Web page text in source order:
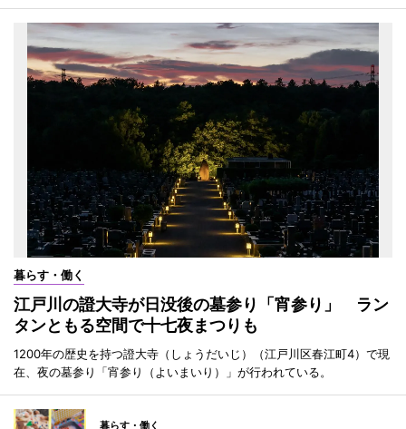
暮らす・働く
江戸川の證大寺が日没後の墓参り「宵参り」 ラン
タンともる空間で十七夜まつりも
1200年の歴史を持つ證大寺（しょうだいじ）（江戸川区春江町4）で現
在、夜の墓参り「宵参り（よいまいり）」が行われている。
暮らす・働く